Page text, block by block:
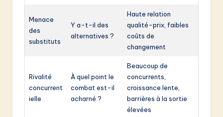
Menace
des
substituts
Y a-t-il des
alternatives ?
Haute relation
qualité-prix, faibles
coûts de
changement
Rivalité
concurrent
ielle
À quel point le
combat est-il
acharné ?
Beaucoup de
concurrents,
croissance lente,
barrières à la sortie
élevées